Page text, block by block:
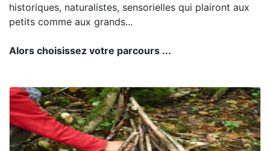
historiques, naturalistes, sensorielles qui plairont aux
petits comme aux grands...
Alors choisissez votre parcours ...